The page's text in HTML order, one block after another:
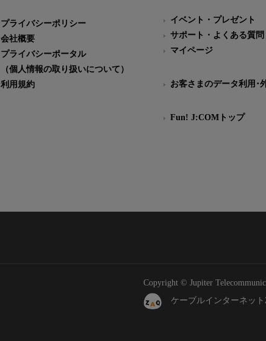
プライバシーポリシー
会社概要
プライバシーポータル
（個人情報の取り扱いについて）
利用規約
イベント・プレゼント
サポート・よくある質問
マイページ
お客さまのデータ利用･
Fun! J:COMトップ
Copyright © Jupiter
ケーブルインターネッ